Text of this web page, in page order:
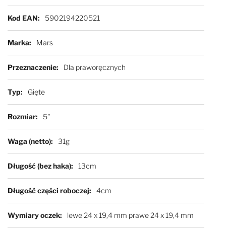
Kod EAN 5902194220521
Marka Mars
Przeznaczenie Dla praworęcznych
Typ Gięte
Rozmiar 5"
Waga (netto) 31g
Długość (bez haka) 13cm
Długość części roboczej 4cm
Wymiary oczek lewe 24 x 19,4 mm prawe 24 x 19,4 mm